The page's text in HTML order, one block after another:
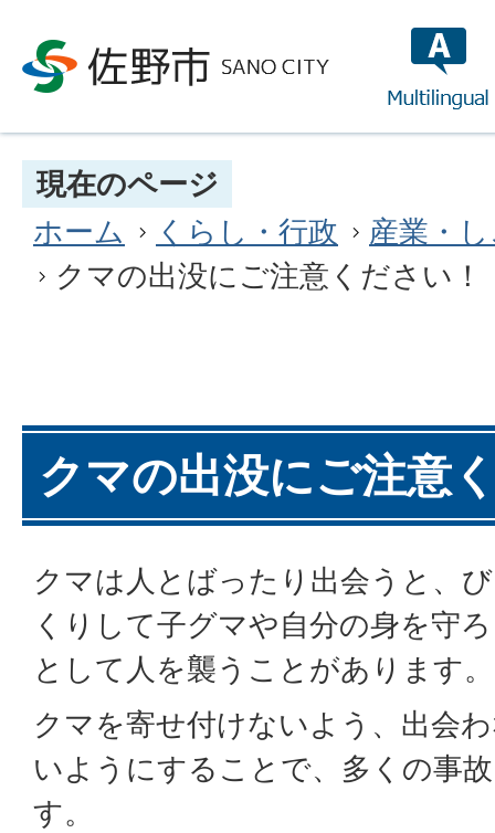
現在のページ
ホーム
くらし・行政
産業・
クマの出没にご注意ください！
クマの出没にご注意
クマは人とばったり出会うと、
くりして子グマや自分の身を守
として人を襲うことがあります。
クマを寄せ付けないよう、出会
いようにすることで、多くの事
す。